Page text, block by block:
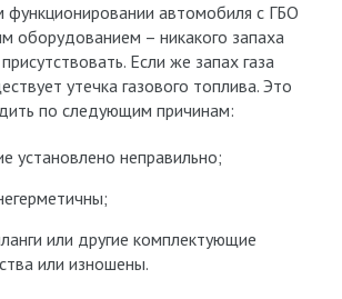
функционировании автомобиля с ГБО
оборудованием – никакого запаха
Если же запах газа
утечка газового топлива. Это
по следующим причинам:
установлено неправильно;
или другие комплектующие
или изношены.